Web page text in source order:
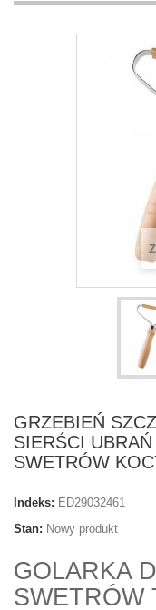
GRZEBIEŃ
SIERŚCI
SWETRÓW
Indeks: ED29032461
Stan: Nowy produkt
GOLARKA
SWETRÓW